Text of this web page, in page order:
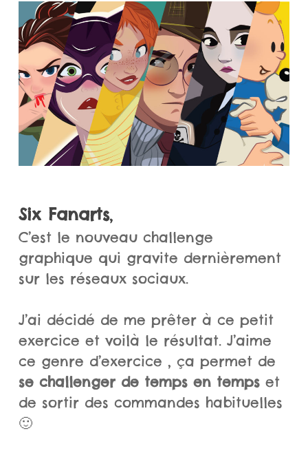
Six Fanarts,
C’est le nouveau challenge
graphique qui gravite dernièrement
sur les réseaux sociaux.
J’ai décidé de me prêter à ce petit
exercice et voilà le résultat. J’aime
ce genre d’exercice , ça permet de
se challenger de temps en tempset
de sortir des commandes habituelles
🙂